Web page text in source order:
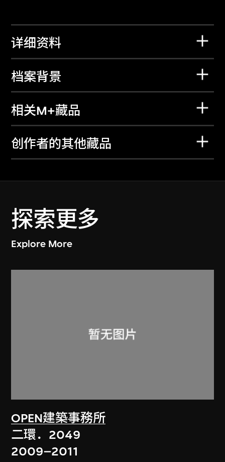
详细资料
档案背景
相关M+藏品
创作者的其他藏品
探索更多
Explore More
OPEN建築事務所
二環．2049
2009–2011